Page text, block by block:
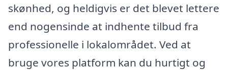
skønhed, og heldigvis er det blevet lettere
end nogensinde at indhente tilbud fra
professionelle i lokalområdet. Ved at
bruge vores platform kan du hurtigt og